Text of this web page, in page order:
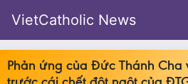
VietCatholic News
Phản ứng của Đức Thánh Cha